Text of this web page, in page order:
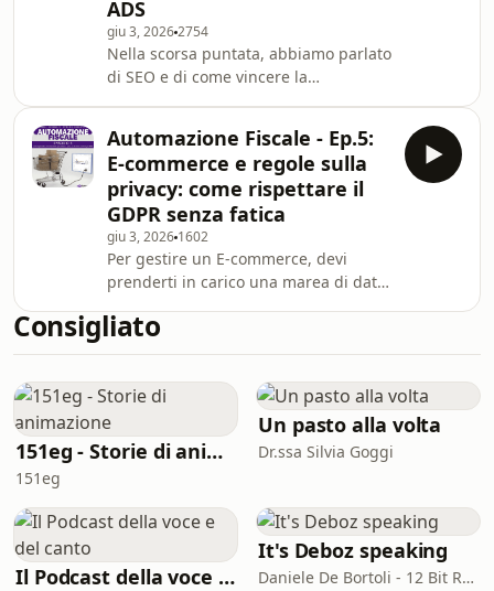
quella visibilità essenziale affinché il
tuo negozio venga visto dagli utenti e
scelto dai clienti.Come fare allora?Ne
parliamo con Gianpaolo Antonant
ADS
giu 3, 20262754
Nella scorsa puntata, abbiamo parlato
di SEO e di come vincere la
se vogliamo usare le piattaforme
pubblicitarie online a pagamento?
Quali sono le possibilità e come
funzionano le "aste" per essere più
visibili rispetto ai tuoi concorrenti?Ne
parliamo in questa puntata con il
grande Alfonso Annunziata, che da
anni si occ
Automazione Fiscale - Ep.5:
E-commerce e regole sulla
privacy: come rispettare il
GDPR senza fatica
giu 3, 2026 1602
Per gestire un E-commerce, devi
prenderti in carico una marea di dati
oggi possono rappresentare un
problema, in caso di errori accidentali
richieste degli utenti di cancellare le
loro informazioni.Le norme sono
talmente tante, e talmente severe, da
dav
Consigliato
151eg - Storie di animazione
151eg
Un pasto alla volta
Dr.ssa Silvia Goggi
Il Podcast della voce e del canto
It's Deboz speaking
Daniele De Bortoli - 12 Bit Retrogaming Trieste